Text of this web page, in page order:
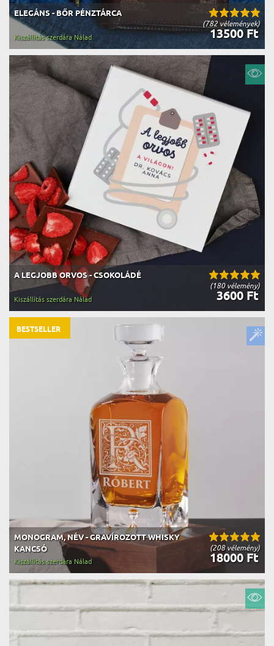
(782 vélemények)
ELEGÁNS - BŐR PÉNZTÁRCA
13500 Ft
Kiszállítás szerdára Nálad
(180 vélemény)
A LEGJOBB ORVOS - CSOKOLÁDÉ
3600 Ft
Kiszállítás szerdára Nálad
(208 vélemény)
MONOGRAM, NÉV - GRAVÍROZOTT WHISKY
KANCSÓ
18000 Ft
Kiszállítás szerdára Nálad
BESTSELLER